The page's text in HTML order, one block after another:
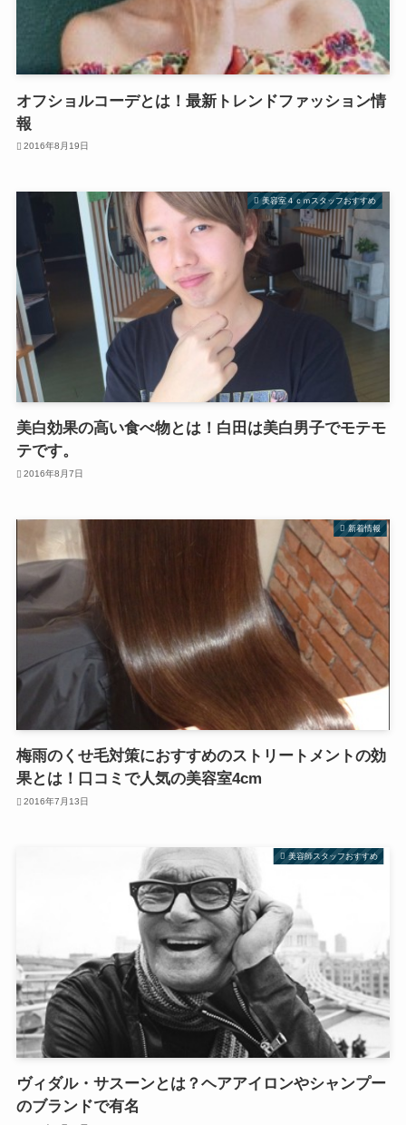
オフショルコーデとは！最新トレンドファッション情
報
2016年8月19日
美容室４ｃｍスタッフおすすめ
美白効果の高い食べ物とは！白田は美白男子でモテモ
テです。
2016年8月7日
新着情報
梅雨のくせ毛対策におすすめのストリートメントの効
果とは！口コミで人気の美容室4cm
2016年7月13日
美容師スタッフおすすめ
ヴィダル・サスーンとは？ヘアアイロンやシャンプー
のブランドで有名